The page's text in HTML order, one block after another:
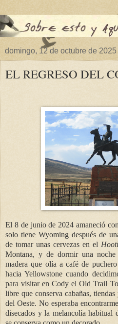
domingo, 12 de octubre de 2025
EL REGRESO DEL
El 8 de junio de 2024 amaneció
solo tiene Wyoming después de
de tomar unas cervezas en el
Montana, y de dormir una
madera que olía a café de
hacia Yellowstone cuando
para visitar en Cody el Old Trail
libre que conserva cabañas,
del Oeste. No esperaba
disecados y la melancolía habitual